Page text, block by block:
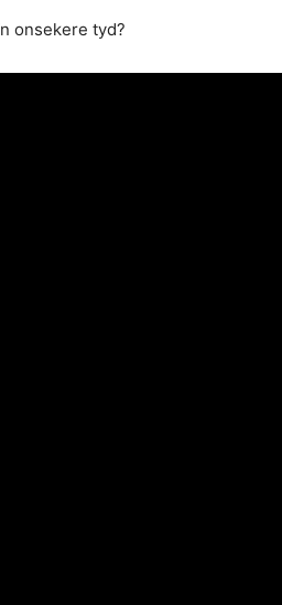
onsekere tyd?